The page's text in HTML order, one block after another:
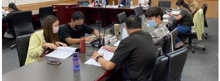
料：(1)姓名：郭宏偉 (2)職稱：康士藤管理顧問有限公司
副總經理